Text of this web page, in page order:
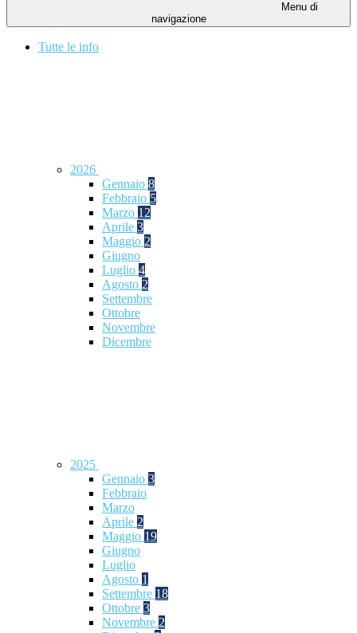
Menu di
navigazione
Tutte le info
2026
Gennaio 8
Febbraio 5
Marzo 12
Aprile 3
Maggio 2
Giugno
Luglio 4
Agosto 2
Settembre
Ottobre
Novembre
Dicembre
2025
Gennaio 3
Febbraio
Marzo
Aprile 2
Maggio 19
Giugno
Luglio
Agosto 1
Settembre 18
Ottobre 3
Novembre 2